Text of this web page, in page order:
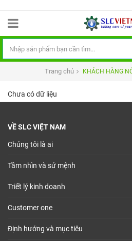
Trang chủ KHÁCH HÀNG
Chưa có dữ liệu
VỀ SLC VIỆT NAM
Chúng tôi là ai
Tầm nhìn và sứ mệnh
Triết lý kinh doanh
Customer one
Định hướng và mục tiêu